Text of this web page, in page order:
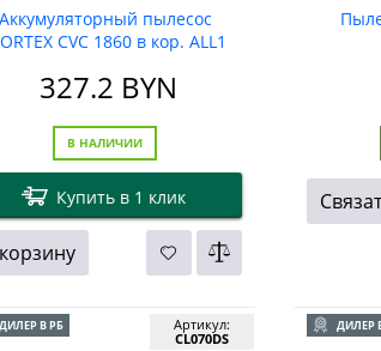
пылесос
CVC 1860 в кор. ALL1
327.2 BYN
В НАЛИЧИИ
Купить в 1 клик
В РБ
Артикул:
CL070DS
ДИЛЕР